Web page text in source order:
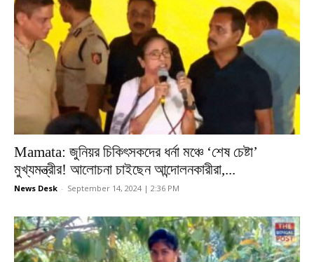
Mamata: জুনিয়র চিকিৎসকদের ধর্না মঞ্চে ‘শেষ চেষ্টা’
মুখ্যমন্ত্রীর! আলোচনা চাইছেন আন্দোলনকারীরা,...
News Desk - September 14, 2024 | 2:36 PM